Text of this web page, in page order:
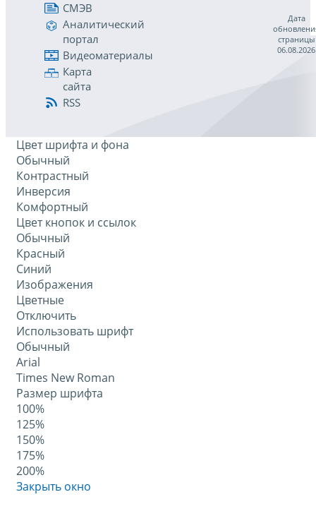
СМЭВ
Аналитический
портал
Видеоматериалы
Карта
сайта
RSS
Дата
страницы
06.08.2026
Цвет шрифта и фона
Обычный
Контрастный
Инверсия
Комфортный
Цвет кнопок и ссылок
Обычный
Красный
Синий
Изображения
Цветные
Отключить
Использовать шрифт
Обычный
Arial
Times New Roman
Размер шрифта
100%
125%
150%
175%
200%
Закрыть окно